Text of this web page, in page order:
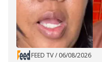
FEED TV/ 06/08/2026